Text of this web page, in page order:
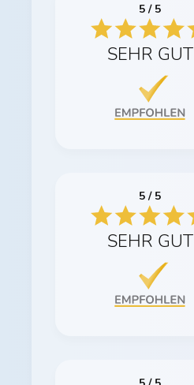
5 / 5
SEHR GUT
5 / 5
SEHR GUT